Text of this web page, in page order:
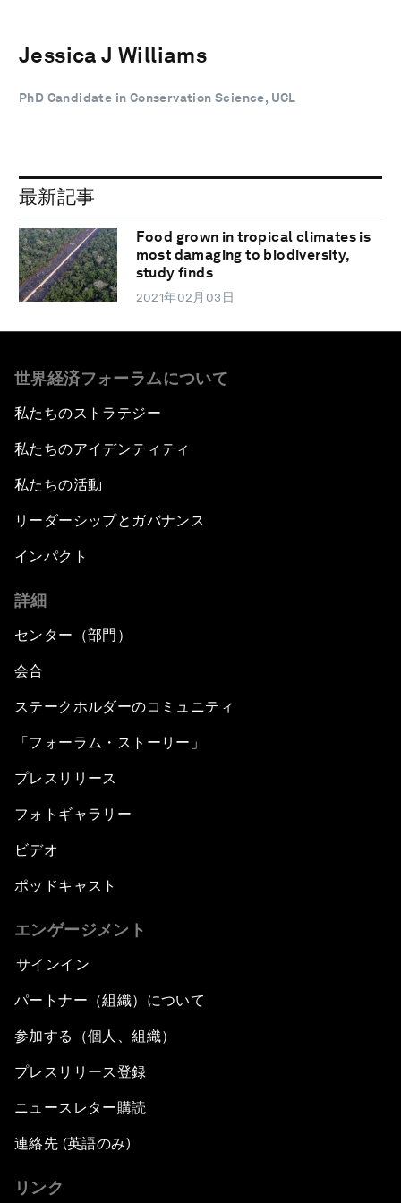
Jessica J Williams
PhD Candidate in Conservation Science, UCL
最新記事
Food grown in tropical climates is
most damaging to biodiversity,
study finds
2021年02月03日
世界経済フォーラムについて
私たちのストラテジー
私たちのアイデンティティ
私たちの活動
リーダーシップとガバナンス
インパクト
詳細
センター（部門）
会合
ステークホルダーのコミュニティ
「フォーラム・ストーリー」
プレスリリース
フォトギャラリー
ビデオ
ポッドキャスト
エンゲージメント
サインイン
パートナー（組織）について
参加する（個人、組織）
プレスリリース登録
ニュースレター購読
連絡先 (英語のみ)
リンク